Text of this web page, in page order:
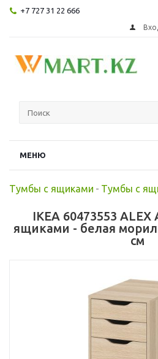
+7 727 31 22 666
МЕНЮ
Тумбы с ящиками - Тумбы с
IKEA 60473553
ящиками - белая
см